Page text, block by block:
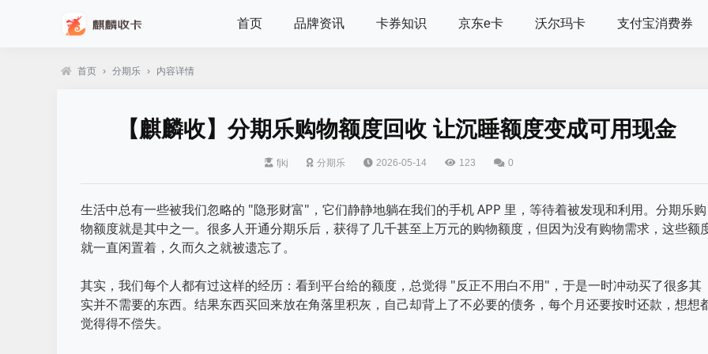
首页 品牌资讯 卡券知识 京东e卡 沃尔玛卡 支付宝消费券
首页 › 分期乐 › 内容详情
【麒麟收】分期乐购物额度回收 让沉睡额度变成可用现金
fjkj 分期乐 2026-05-14 123 0
生活中总有一些被我们忽略的 "隐形财富"，它们静静地躺在我们的手机 APP 里，等待着被发现和利用。分期乐购
物额度就是其中之一。很多人开通分期乐后，获得了几千甚至上万元的购物额度，但因为没有购物需求，这些额
就一直闲置着，久而久之就被遗忘了。
其实，我们每个人都有过这样的经历：看到平台给的额度，总觉得 "反正不用白不用"，于是一时冲动买了很多其
实并不需要的东西。结果东西买回来放在角落里积灰，自己却背上了不必要的债务，每个月还要按时还款，想想
觉得得不偿失。